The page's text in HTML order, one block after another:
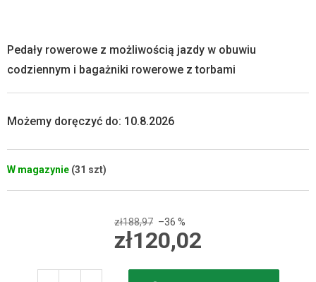
W magazynie (31 szt)
Możemy doręczyć do: 10.8.2026
Pedały rowerowe z możliwością jazdy w obuwiu
codziennym i bagażniki rowerowe z torbami
zł188,97 –36 %
zł120,02
jednostkowa: